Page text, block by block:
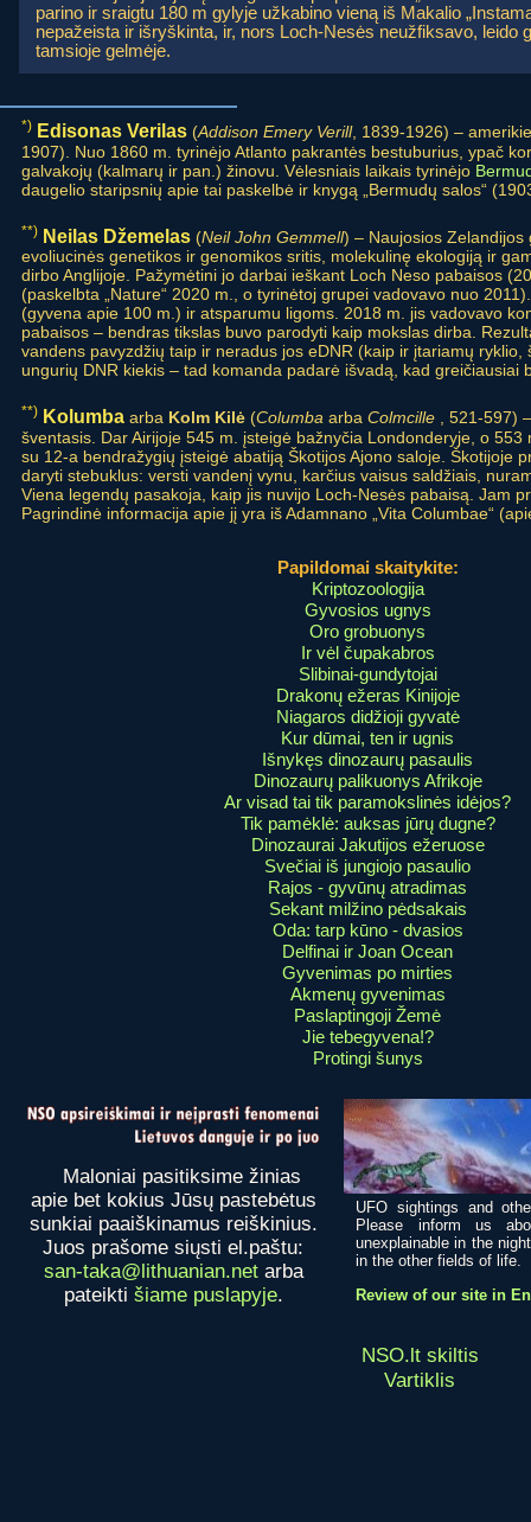
parino ir sraigtu 180 m gylyje užkabino vieną iš Makalio
nepažeista ir išryškinta, ir, nors Loch-Nesės neužfiksavo, leido
tamsioje gelmėje.
*) Edisonas Verilas (Addison Emery Verill, 1839-1926) –
1907). Nuo 1860 m. tyrinėjo Atlanto pakrantės bestuburius, ypač
galvakojų (kalmarų ir pan.) žinovu. Vėlesniais laikais tyrinėjo
daugelio staripsnių apie tai paskelbė ir knygą „Bermudų salos“
**) Neilas Džemelas (Neil John Gemmell) – Naujosios
evoliucinės genetikos ir genomikos sritis, molekulinę ekologiją ir
dirbo Anglijoje. Pažymėtini jo darbai ieškant Loch Neso pabaisos
(paskelbta „Nature“ 2020 m., o tyrinėtoj grupei vadovavo nuo
(gyvena apie 100 m.) ir atsparumu ligoms. 2018 m. jis vadovavo
pabaisos – bendras tikslas buvo parodyti kaip mokslas dirba.
vandens pavyzdžių taip ir neradus jos eDNR (kaip ir įtariamų
ungurių DNR kiekis – tad komanda padarė išvadą, kad greičiausiai
**) Kolumba arba Kolm Kilė (Columba arba Colmcille
, 521-597)
šventasis. Dar Airijoje 545 m. įsteigė bažnyčia Londonderyje, o
su 12-a bendražygių įsteigė abatiją Škotijos Ajono saloje. Škotijoje
daryti stebuklus: versti vandenį vynu, karčius vaisus saldžiais,
Viena legendų pasakoja, kaip jis nuvijo Loch-Nesės pabaisą. Jam
Pagrindinė informacija apie jį yra iš Adamnano „Vita Columbae“
Papildomai skaitykite:
Kriptozoologija
Gyvosios ugnys
Oro grobuonys
Ir vėl čupakabros
Slibinai-gundytojai
Drakonų ežeras Kinijoje
Niagaros didžioji gyvatė
Kur dūmai, ten ir ugnis
Išnykęs dinozaurų pasaulis
Dinozaurų palikuonys Afrikoje
Ar visad tai tik paramokslinės idėjos?
Tik pamėklė: auksas jūrų dugne?
Dinozaurai Jakutijos ežeruose
Svečiai iš jungiojo pasaulio
Rajos - gyvūnų atradimas
Sekant milžino pėdsakais
Oda: tarp kūno - dvasios
Delfinai ir Joan Ocean
Gyvenimas po mirties
Akmenų gyvenimas
Paslaptingoji Žemė
Jie tebegyvena!?
Protingi šunys
Maloniai pasitiksime žinias
apie bet kokius Jūsų pastebėtus
sunkiai paaiškinamus reiškinius.
Juos prašome siųsti el.paštu:
san-taka@lithuanian.netarba
pateikti šiame puslapyje.
UFO sightings and
Please inform us
unexplainable in the
in the other fields of life.
Review of our site in
NSO.lt skiltis
Vartiklis